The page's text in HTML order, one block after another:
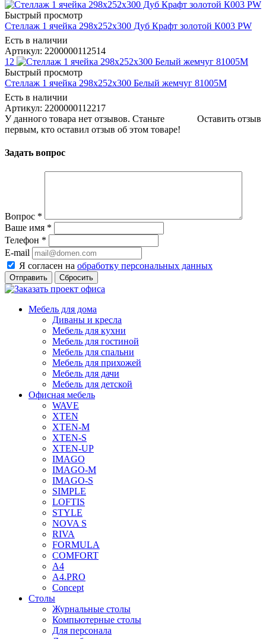
Быстрый просмотр
Стеллаж 1 ячейка 298х252х300 Дуб Крафт золотой К003 РW
Есть в наличии
Артикул: 2200000112514
12
Быстрый просмотр
Стеллаж 1 ячейка 298х252х300 Белый жемчуг 81005М
Есть в наличии
Артикул: 2200000112217
Оставить отзыв
У данного товара нет отзывов. Станьте
первым, кто оставил отзыв об этом товаре!
Задать вопрос
Вопрос *
Ваше имя *
Телефон *
E-mail
Я согласен на обработку персональных данных
Сбросить
Мебель для дома
Диваны и кресла
Мебель для кухни
Мебель для гостиной
Мебель для спальни
Мебель для прихожей
Мебель для дачи
Мебель для детской
Офисная мебель
WAVE
XTEN
XTEN-M
XTEN-S
XTEN-UP
IMAGO
IMAGO-M
IMAGO-S
SIMPLE
LOFTIS
STYLE
NOVA S
RIVA
FORMULA
COMFORT
A4
A4.PRO
Concept
Столы
Журнальные столы
Компьютерные столы
Для персонала